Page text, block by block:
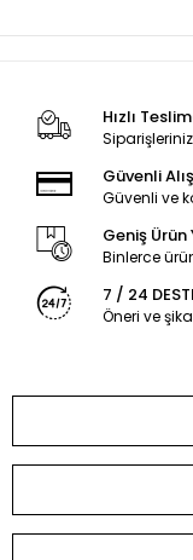
Hızlı
Güvenli
Güvenli ve
Geniş
Binlerce
7 / 24
Öneri ve